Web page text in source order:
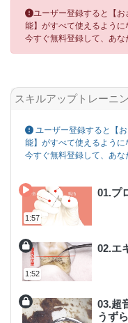
スキルアップトレーニン
クで親指側方圧トレーニン
ユーザー登録すると【
能】がすべて使えるように
今すぐ無料登録して、あな
スキルアップトレーニ
ユーザー登録すると【
能】がすべて使えるように
今すぐ無料登録して、あな
1:57
01.プ
1:52
02.エ
03.超
うず